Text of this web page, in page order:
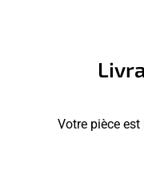
Votre pièce